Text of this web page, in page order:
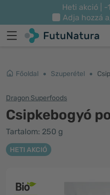
Heti akció | -
Adja hozzá
Főoldal Szuperétel
Dragon Superfoods
Csipkebogyó
Tartalom: 250 g
HETI AKCIÓ